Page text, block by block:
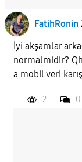
To
FatihRonin
İyi akşamlar
normalmidir?
a mobil veri
2 0